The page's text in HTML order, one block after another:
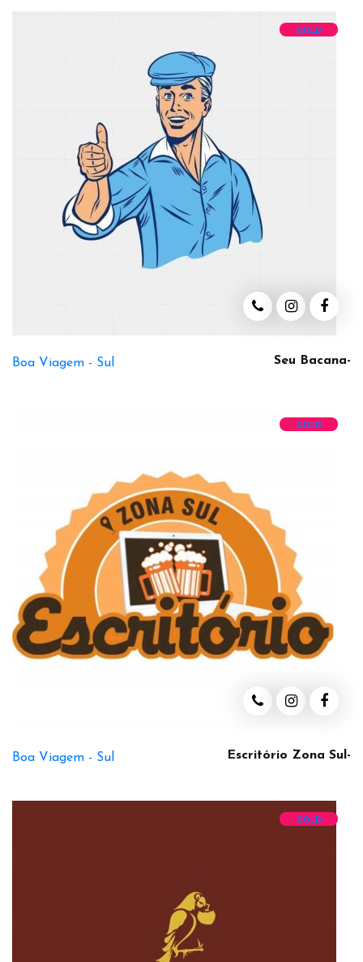
GOLD
Seu Bacana-
Boa Viagem - Sul
GOLD
Escritório Zona Sul-
Boa Viagem - Sul
GOLD